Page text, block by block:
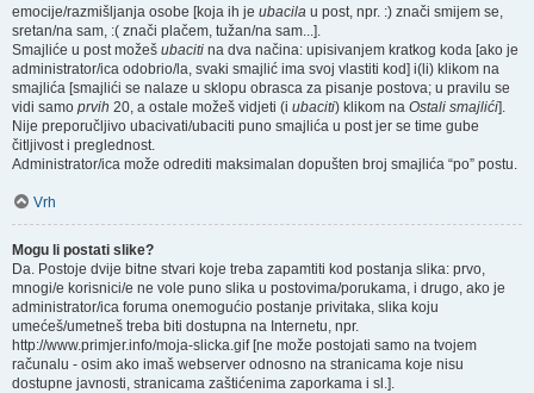
emocije/razmišljanja osobe [koja ih je ubacila u post, npr. :) znači smijem se,
sretan/na sam, :( znači plačem, tužan/na sam...].
Smajliće u post možeš ubaciti na dva načina: upisivanjem kratkog koda [ako je
administrator/ica odobrio/la, svaki smajlić ima svoj vlastiti kod] i(li) klikom na
smajlića [smajlići se nalaze u sklopu obrasca za pisanje postova; u pravilu se
vidi samo prvih 20, a ostale možeš vidjeti (i ubaciti) klikom na Ostali smajlići].
Nije preporučljivo ubacivati/ubaciti puno smajlića u post jer se time gube
čitljivost i preglednost.
Administrator/ica može odrediti maksimalan dopušten broj smajlića “po” postu.
Vrh
Mogu li postati slike?
Da. Postoje dvije bitne stvari koje treba zapamtiti kod postanja slika: prvo,
mnogi/e korisnici/e ne vole puno slika u postovima/porukama, i drugo, ako je
administrator/ica foruma onemogućio postanje privitaka, slika koju
umećeš/umetneš treba biti dostupna na Internetu, npr.
http://www.primjer.info/moja-slicka.gif [ne može postojati samo na tvojem
računalu - osim ako imaš webserver odnosno na stranicama koje nisu
dostupne javnosti, stranicama zaštićenima zaporkama i sl.].